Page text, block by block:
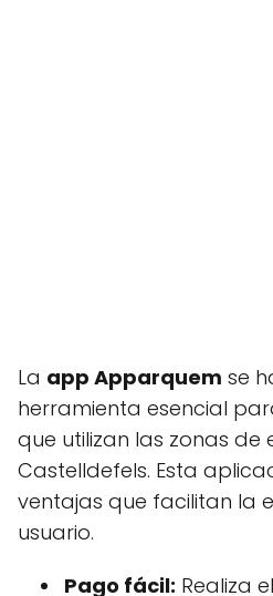
La app Apparquem se
herramienta esencial
que utilizan las zonas de
Castelldefels. Esta
ventajas que facilitan la
usuario.
Pago fácil: Realiza